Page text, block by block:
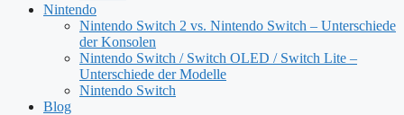
Nintendo
Nintendo Switch 2 vs. Nintendo Switch – Unterschiede
der Konsolen
Nintendo Switch / Switch OLED / Switch Lite –
Unterschiede der Modelle
Nintendo Switch
Blog